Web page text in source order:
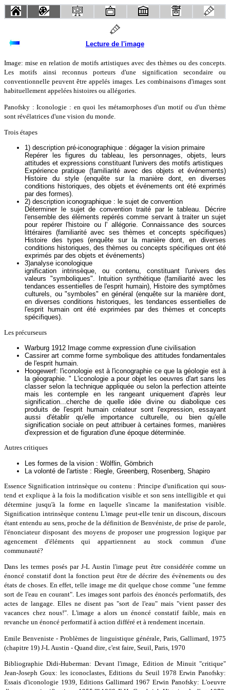
Lecture de l'image
Image: mise en relation de motifs artistiques avec des thèmes ou des concepts.
Les motifs ainsi reconnus porteurs d'une signification secondaire ou
conventionnelle peuvent être appelés images. Les combinaisons d'images sont
habituellement appelées histoires ou allégories.
Panofsky : Iconologie : en quoi les métamorphoses d'un motif ou d'un thème
sont révélatrices d'une vision du monde.
Trois étapes
1) description pré-iconographique : dégager la vision primaire
Repérer les figures du tableau, les personnages, objets, leurs
attitudes et expressions constituant l'univers des motifs artistiques
Expérience pratique (familiarité avec des objets et événements)
Histoire du style (enquête sur la manière dont, en diverses
conditions historiques, des objets et événements ont été exprimés
par des formes).
2) description iconographique : le sujet de convention
Déterminer le sujet de convention traité par le tableau. Décrire
l'ensemble des éléments repérés comme servant à traiter un sujet
pour repérer l'histoire ou l' allégorie. Connaissance des sources
littéraires (familiarité avec ses thèmes et concepts spécifiques)
Histoire des types (enquête sur la manière dont, en diverses
conditions historiques, des thèmes ou concepts spécifiques ont été
exprimés par des objets et événements)
3)analyse iconologique
ignification intrinsèque, ou contenu, constituant l'univers des
valeurs "symboliques". Intuition synthétique (familiarité avec les
tendances essentielles de l'esprit humain), Histoire des symptômes
culturels, ou "symboles" en général (enquête sur la manière dont,
en diverses conditions historiques, les tendances essentielles de
l'esprit humain ont été exprimées par des thèmes et concepts
spécifiques).
Les précurseurs
Warburg 1912 Image comme expression d'une civilisation
Cassirer art comme forme symbolique des attitudes fondamentales
de l'esprit humain.
Hoogewerf: l'iconologie est à l'iconographie ce que la géologie est à
la géographie. " L'iconologie a pour objet les oeuvres d'art sans les
classer selon la technique appliquée ou selon la perfection atteinte
mais les contemple en les rangeant uniquement d'après leur
signification...cherche de quelle idée divine ou diabolique ces
produits de l'esprit humain créateur sont l'expression, essayant
aussi d'établir qu'elle importance culturelle, ou bien qu'elle
signification sociale on peut attribuer à certaines formes, manières
d'expression et de figuration d'une époque déterminée.
Autres critiques
Les formes de la vision : Wölflin, Gömbrich
La volonté de l'artiste : Riegle, Greenberg, Rosenberg, Shapiro
Essence Signification intrinsèque ou contenu : Principe d'unification qui sous-
tend et explique à la fois la modification visible et son sens intelligible et qui
détermine jusqu'à la forme en laquelle s'incarne la manifestation visible.
Signification intrinsèque contenu L'image peut-elle tenir un discours, discours
étant entendu au sens, proche de la définition de Benvéniste, de prise de parole,
l'énonciateur disposant des moyens de proposer une progression logique par
agencement d'éléments qui appartiennent au stock commun d'une
communauté?
Dans les termes posés par J-L Austin l'image peut être considérée comme un
énoncé constatif dont la fonction peut être de décrire des évènements ou des
états de choses. En effet, telle image me dit quelque chose comme "une femme
sort de l'eau en courant". Les images sont parfois des énoncés performatifs, des
actes de langage. Elles ne disent pas "sort de l'eau" mais "vient passer des
vacances chez nous!". L'image a alors un énoncé constatif faible, mais en
revanche un énoncé performatif à action différé et à rendement incertain.
Emile Benveniste - Problèmes de linguistique générale, Paris, Gallimard, 1975
(chapitre 19) J-L Austin - Quand dire, c'est faire, Seuil, Paris, 1970
Bibliographie Didi-Huberman: Devant l'image, Edition de Minuit "critique"
Jean-Joseph Goux: les iconoclastes, Editions du Seuil 1978 Erwin Panofsky:
Essais d'iconologie 1939, Editions Gallimard 1967 Erwin Panofsky: L'oeuvre